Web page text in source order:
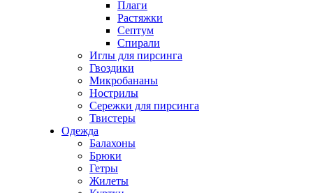
Плаги
Растяжки
Септум
Спирали
Иглы для пирсинга
Гвоздики
Микробананы
Нострилы
Сережки для пирсинга
Твистеры
Одежда
Балахоны
Брюки
Гетры
Жилеты